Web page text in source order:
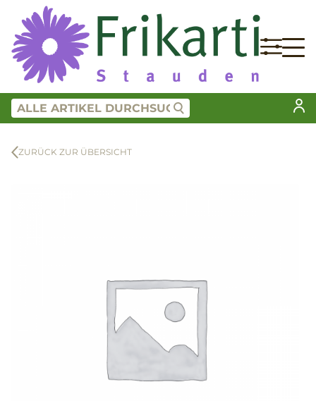
ZURÜCK ZUR ÜBERSICHT